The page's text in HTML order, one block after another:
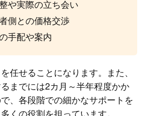
や実際の立ち会い
側との価格交渉
手配や案内
任せることになります。また、
までには2カ月～半年程度かか
、各段階での細かなサポートを
くの役割を担っています。